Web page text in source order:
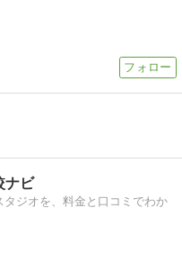
ナビ
ジオを、料金と口コミでわか